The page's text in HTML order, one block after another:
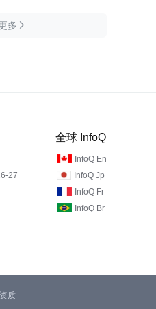
多 
27
全球 InfoQ
InfoQ En
InfoQ Jp
InfoQ Fr
InfoQ Br
质